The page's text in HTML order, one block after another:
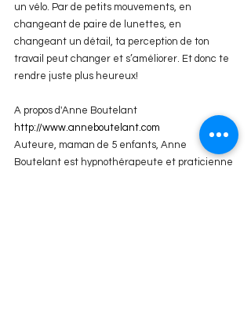
un vélo. Par de petits mouvements, en
changeant de paire de lunettes, en
changeant un détail, ta perception de ton
travail peut changer et s’améliorer. Et donc te
rendre juste plus heureux!
A propos d'Anne Boutelant
http://www.anneboutelant.com
Auteure, maman de 5 enfants, Anne
Boutelant est hypnothérapeute et praticienne